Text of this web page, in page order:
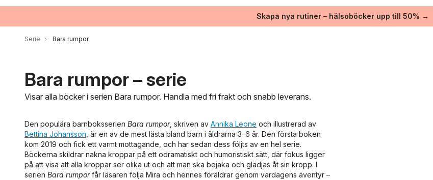
Skapa nya rutiner – hälsoböcker upp till 50% →
Serie Bara rumpor
Bara rumpor – serie
Visar alla böcker i serien Bara rumpor. Handla med fri frakt och snabb leverans.
Den populära barnboksserien Bara rumpor, skriven av Annika Leone och illustrerad av
Bettina Johansson , är en av de mest lästa bland barn i åldrarna 3–6 år. Den första boken
kom 2019 och fick ett varmt mottagande, och har sedan dess följts av en hel serie.
Böckerna skildrar nakna kroppar på ett odramatiskt och humoristiskt sätt, där fokus ligger
på att visa att alla kroppar ser olika ut och att man ska bejaka och glädjas åt sin kropp. I
serien Bara rumporfår läsaren följa Mira och hennes föräldrar genom vardagens äventyr –